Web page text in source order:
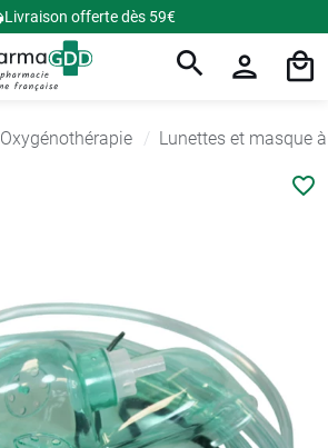
Livraison offerte dès 59€
Oxygénothérapie Lunettes et masque